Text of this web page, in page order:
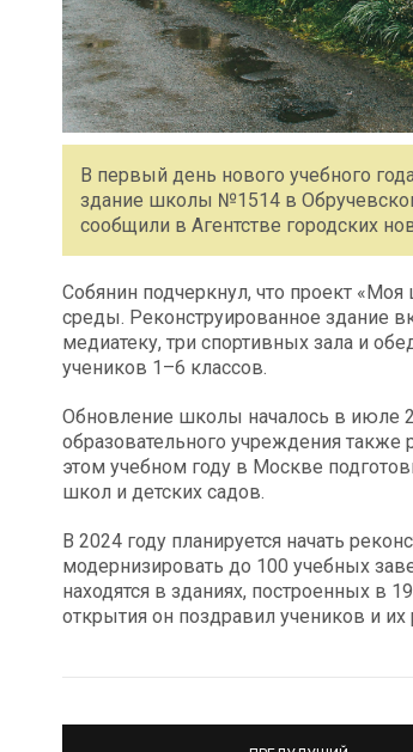
В первый день нового учебного
здание школы №1514 в
сообщили в Агентстве городских
Собянин подчеркнул, что проект
среды. Реконструированное здание
медиатеку, три спортивных зала и
учеников 1–6 классов.
Обновление школы началось в июле
образовательного учреждения
этом учебном году в Москве
школ и детских садов.
В 2024 году планируется начать
модернизировать до 100 учебных
находятся в зданиях, построенных в
открытия он поздравил учеников и